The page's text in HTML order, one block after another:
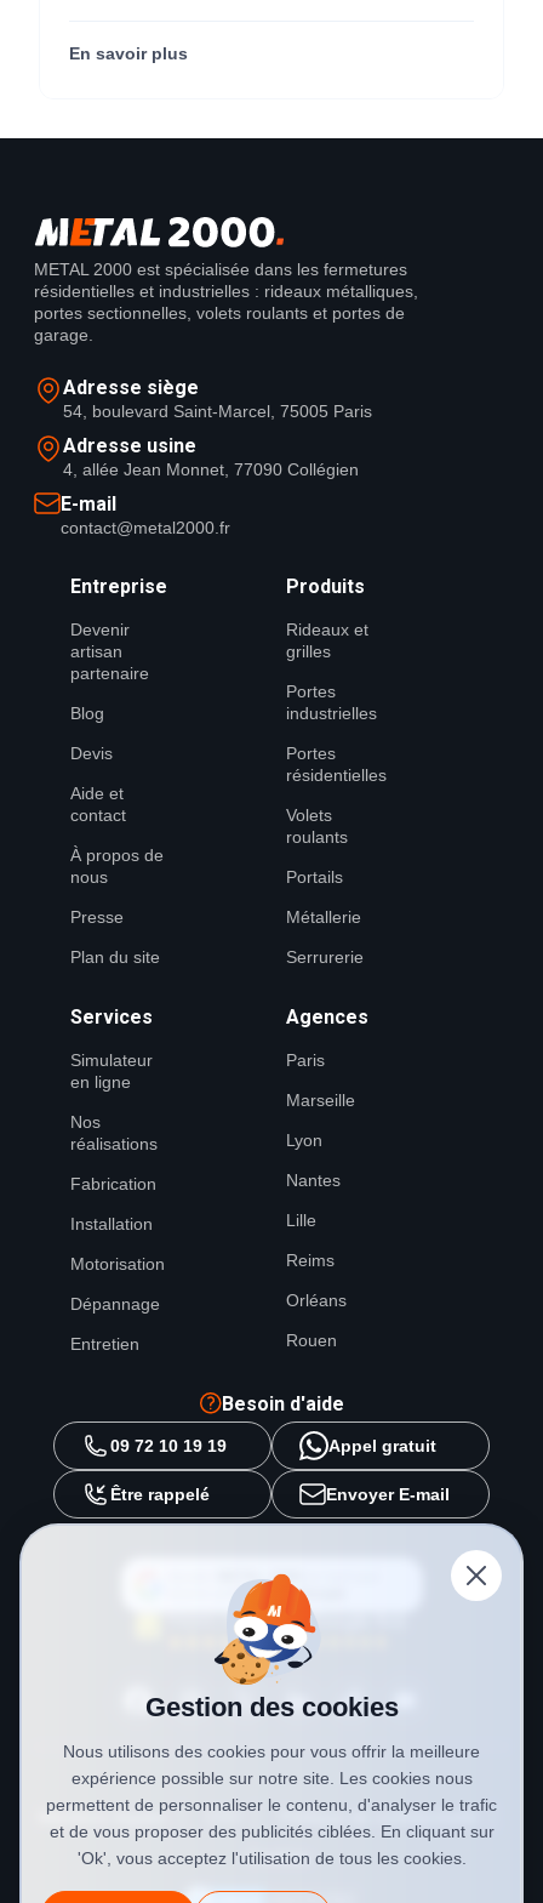
Center) (95290).
En savoir plus
METAL 2000 est spécialisée dans les fermetures
résidentielles et industrielles : rideaux métalliques,
portes sectionnelles, volets roulants et portes de
garage.
Adresse siège
54, boulevard Saint-Marcel, 75005 Paris
Adresse usine
4, allée Jean Monnet, 77090 Collégien
E-mail
contact@metal2000.fr
Entreprise
Devenir
artisan
partenaire
Blog
Devis
Aide et
contact
À propos de
nous
Presse
Plan du site
Produits
Rideaux et
grilles
Portes
industrielles
Portes
résidentielles
Volets
roulants
Portails
Métallerie
Serrurerie
Services
Simulateur
en ligne
Nos
réalisations
Fabrication
Installation
Motorisation
Dépannage
Entretien
Agences
Paris
Marseille
Lyon
Nantes
Lille
Reims
Orléans
Rouen
Besoin d'aide
09 72 10 19 19 Appel gratuit
Être rappelé Envoyer E-mail
METAL 2000
source préférée surGoogle
Mentions légales CGV Politique de confidentialité
Cookies
Gestion des cookies
Nous utilisons des cookies pour vous offrir la meilleure
expérience possible sur notre site. Les cookies nous
permettent de personnaliser le contenu, d'analyser le trafic
et de vous proposer des publicités ciblées. En cliquant sur
'Ok', vous acceptez l'utilisation de tous les cookies.